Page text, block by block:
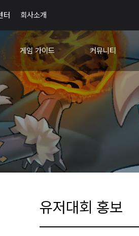
터 회사소개
게임 가이드
드플사관학교
확률 정보
커뮤니티
자유게시판
팁&노하우
건의게시판
유저대회 홍보